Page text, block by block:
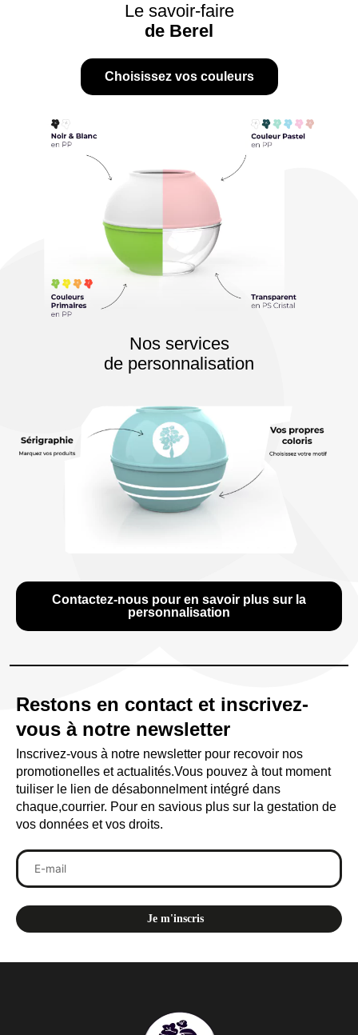
Le savoir-faire
de Berel
Choisissez vos couleurs
Nos services
de personnalisation
Contactez-nous pour en savoir plus sur la
personnalisation
Restons en contact et inscrivez-
vous à notre newsletter
Inscrivez-vous à notre newsletter pour recovoir nos
promotionelles et actualités.Vous pouvez à tout moment
tuiliser le lien de désabonnelment intégré dans
chaque,courrier. Pour en savious plus sur la gestation de
vos données et vos droits.